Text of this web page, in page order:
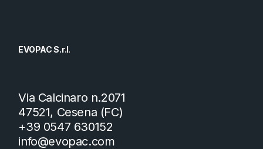
EVOPAC S.r.l.
Via Calcinaro n.2071
47521, Cesena (FC)
+39 0547 630152
info@evopac.com